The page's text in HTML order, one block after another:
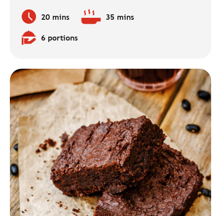
Temps
de
préparation
:
20 mins
Temps 35 mins
Quantité6 portions